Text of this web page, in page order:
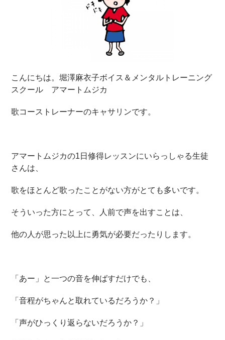
こんにちは。堀澤麻衣子ボイス＆メンタルトレーニング
スクール アマートムジカ
歌コーストレーナーのキャサリンです。
アマートムジカの1日修得レッスンにいらっしゃる生徒
さんは、
歌をほとんど歌ったことがない方がとても多いです。
そういった方にとって、人前で声を出すことは、
他の人が思った以上に勇気が必要だったりします。
「あー」と一つの音を伸ばすだけでも、
「音程がちゃんと取れているだろうか？」
「声がひっくり返らないだろうか？」